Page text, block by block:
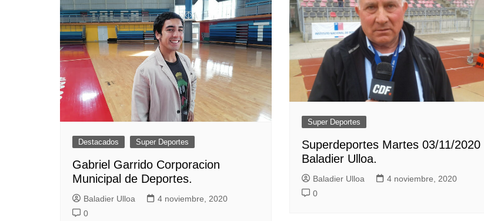
Destacados Super Deportes
Gabriel Garrido Corporacion
Municipal de Deportes.
Baladier Ulloa
4 noviembre, 2020
0
Super Deportes
Superdeportes Martes 03/11/2020
Baladier Ulloa.
Baladier Ulloa
4 noviembre, 2020
0